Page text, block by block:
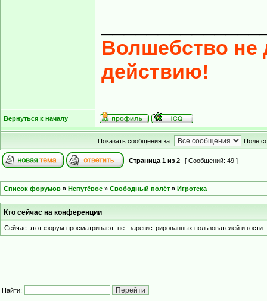
Волшебство не
действию!
Вернуться к началу
Показать сообщения за: Поле
Страница 1 из 2 [ Сообщений: 49 ]
Список форумов » Непутёвое » Свободный полёт » Игротека
Кто сейчас на конференции
Сейчас этот форум просматривают: нет зарегистрированных пользователей и гости:
Найти: